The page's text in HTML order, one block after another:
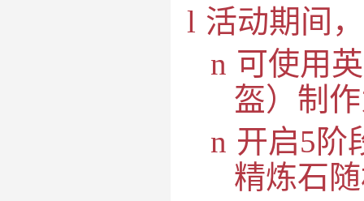
l 活动期间
n 可使用
盔）制
n 开启5阶
精炼石